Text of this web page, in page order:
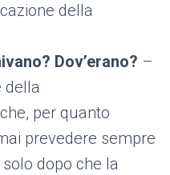
della
Dov’erano? –
della
per quanto
prevedere sempre
dopo che la